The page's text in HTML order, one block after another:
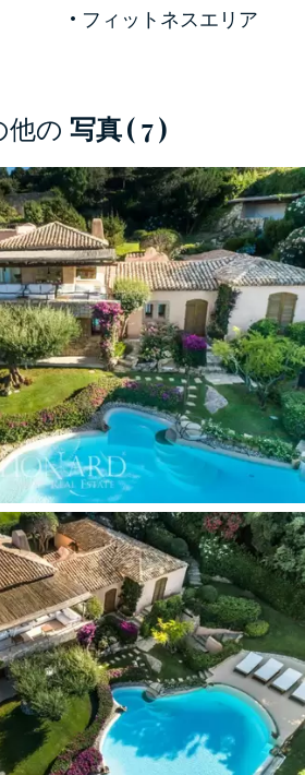
ュー、マスターベッドルー
ドルームがあり、すべてバ
す。 1 階には 2 番目の大き
があり、壮大なパノラマ テラ
ます。そこからは息をのむよ
ることができます。
フィットネスエリア
他の 写真( 7 )